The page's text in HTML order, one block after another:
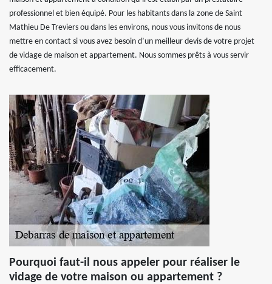
professionnel et bien équipé. Pour les habitants dans la zone de Saint
Mathieu De Treviers ou dans les environs, nous vous invitons de nous
mettre en contact si vous avez besoin d’un meilleur devis de votre projet
de vidage de maison et appartement. Nous sommes prêts à vous servir
efficacement.
Pourquoi faut-il nous appeler pour réaliser le
vidage de votre maison ou appartement ?